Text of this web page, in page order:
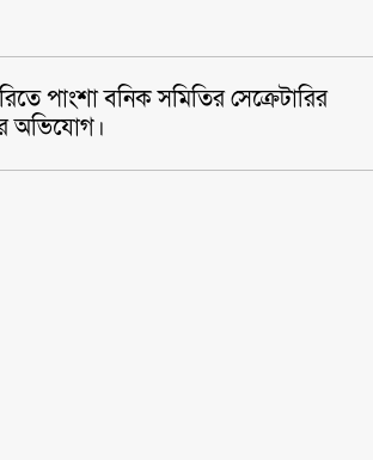
পাংশা বনিক সমিতির সেক্রেটারির
অভিযোগ।